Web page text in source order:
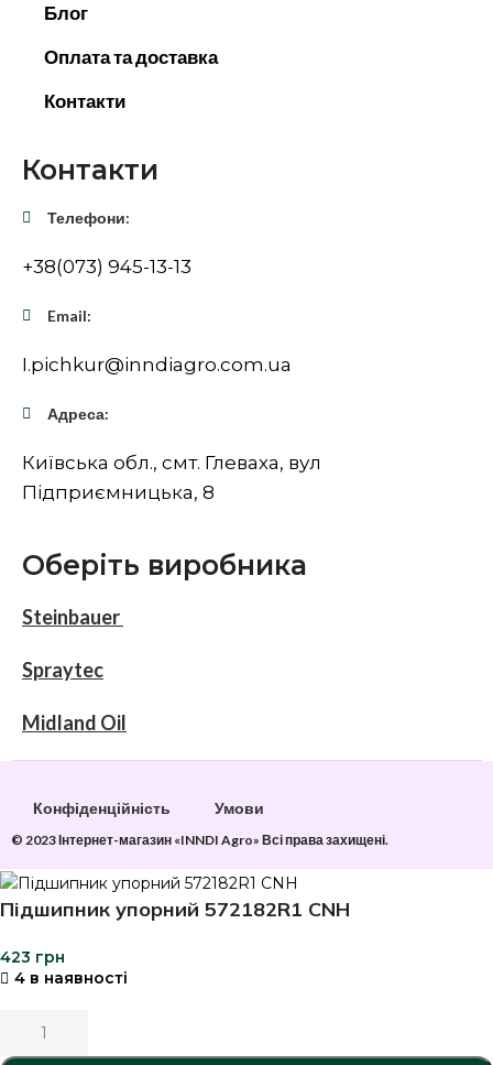
Блог
Оплата та доставка
Контакти
Контакти
Телефони:
+38(073) 945-13-13
Email:
I.pichkur@inndiagro.com.ua
Адреса:
Київська обл., смт. Глеваха, вул
Підприємницька, 8
Оберіть виробника
Steinbauer
Spraytec
Midland Oil
Конфіденційність Умови
© 2023 Інтернет-магазин «INNDI Agro» Всі права захищені.
Підшипник упорний 572182R1 CNH
423 грн
4 в наявності